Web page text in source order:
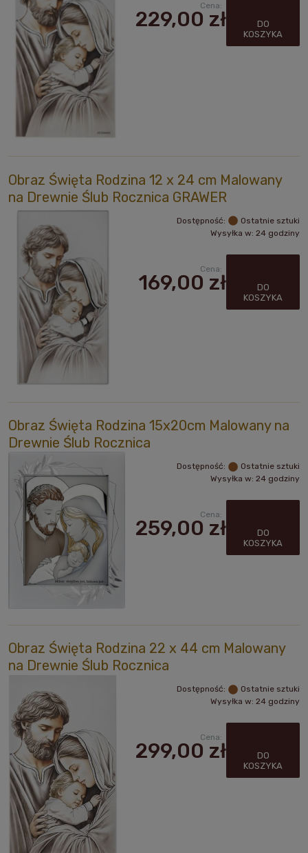
Cena:
229,00 zł
DO
KOSZYKA
Obraz Święta Rodzina 12 x 24 cm Malowany
na Drewnie Ślub Rocznica GRAWER
Dostępność:
Ostatnie sztuki
Wysyłka w: 24 godziny
Cena:
169,00 zł
DO
KOSZYKA
Obraz Święta Rodzina 15x20cm Malowany na
Drewnie Ślub Rocznica
Dostępność:
Ostatnie sztuki
Wysyłka w: 24 godziny
Cena:
259,00 zł
DO
KOSZYKA
Obraz Święta Rodzina 22 x 44 cm Malowany
na Drewnie Ślub Rocznica
Dostępność:
Ostatnie sztuki
Wysyłka w: 24 godziny
Cena:
299,00 zł
DO
KOSZYKA